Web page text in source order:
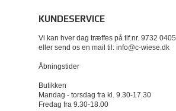
KUNDESERVICE
Vi kan hver dag træffes på tlf.nr. 9732 0405
eller send os en mail til: info@c-wiese.dk
Åbningstider
Butikken
Mandag - torsdag fra kl. 9.30-17.30
Fredag fra 9.30-18.00